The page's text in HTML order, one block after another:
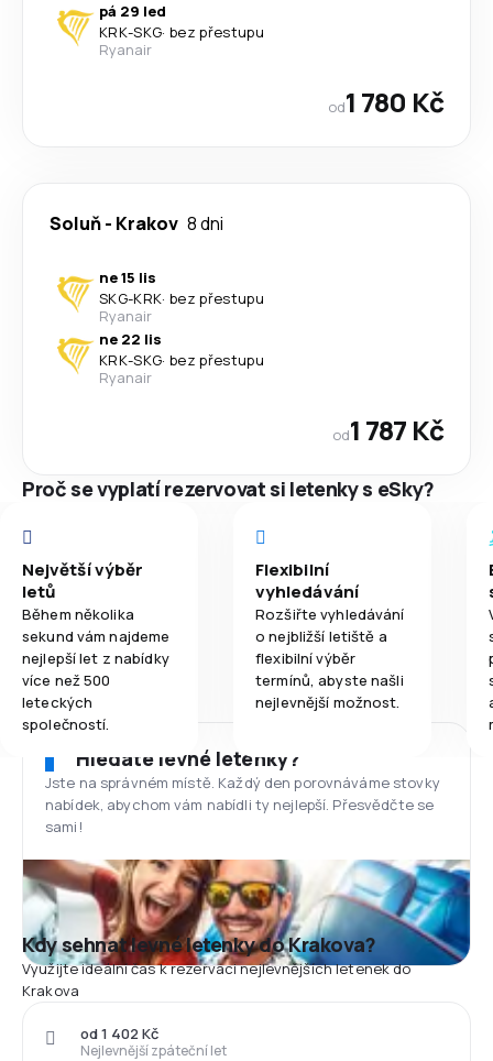
pá 29 led
KRK-SKG· bez přestupu
Ryanair
od1 780 Kč
Soluň- Krakov 8 dni
ne 15 lis
SKG-KRK· bez přestupu
Ryanair
ne 22 lis
KRK-SKG· bez přestupu
Ryanair
od1 787 Kč
Proč se vyplatí rezervovat si letenky s eSky?
Největší výběr
letů
Během několika
sekund vám najdeme
nejlepší let z nabídky
více než 500
leteckých
společností.
Flexibilní
vyhledávání
Rozšiřte vyhledávání
o nejbližší letiště a
flexibilní výběr
termínů, abyste našli
nejlevnější možnost.
Hledáte levné letenky?
Jste na správném místě. Každý den porovnáváme stovky
nabídek, abychom vám nabídli ty nejlepší. Přesvědčte se
sami!
Kdy sehnat levné letenky do Krakova?
Využijte ideální čas k rezervaci nejlevnějších letenek do
Krakova
Nejlevnější zpáteční let
od 1 402 Kč